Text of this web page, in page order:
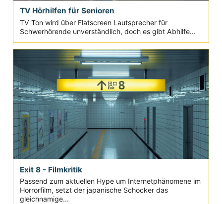
TV Hörhilfen für Senioren
TV Ton wird über Flatscreen Lautsprecher für
Schwerhörende unverständlich, doch es gibt Abhilfe...
Exit 8 - Filmkritik
Passend zum aktuellen Hype um Internetphänomene im
Horrorfilm, setzt der japanische Schocker das
gleichnamige...